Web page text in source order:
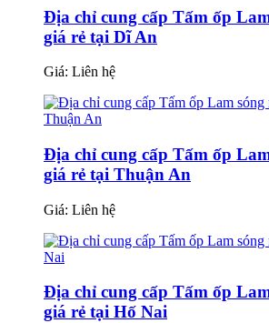
Địa chỉ cung cấp Tấm ốp
giá rẻ tại Dĩ An
Giá: Liên hệ
Địa chỉ cung cấp Tấm ốp
giá rẻ tại Thuận An
Giá: Liên hệ
Địa chỉ cung cấp Tấm ốp
giá rẻ tại Hố Nai